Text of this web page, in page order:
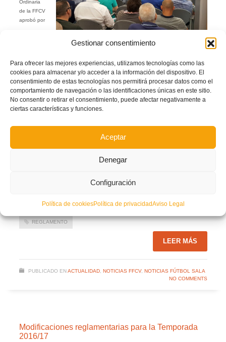
Gestionar consentimiento
Para ofrecer las mejores experiencias, utilizamos tecnologías como las
cookies para almacenar y/o acceder a la información del dispositivo. El
consentimiento de estas tecnologías nos permitirá procesar datos como el
comportamiento de navegación o las identificaciones únicas en este sitio.
No consentir o retirar el consentimiento, puede afectar negativamente a
ciertas características y funciones.
Aceptar
Denegar
Configuración
Política de cookiesPolítica de privacidadAviso Legal
Ordinaria
de la FFCV
aprobó por
unanimidad una serie de modificaciones y cambios tanto en el Reglamento
comunicados al Consell Valencià de l’Esport y publicados en esta página web,
son de aplicación inmediata en la Temporada en curso, 2018/19. Esta serie de
modificaciones han sido reflejadas en las Circulares 1 y 2, que hoy han sido
validadas por la Secretaría General y remitidas convenientemente a todos los
clubes adscritos a esta FFCV, y que pueden ser consultadas en los siguientes
enlaces:
CIRCULARES 2018/19 CODIGO DISCIPLINARIO
REGLAMENTO
LEER MÁS
PUBLICADO EN ACTUALIDAD, NOTICIAS FFCV, NOTICIAS FÚTBOL SALA
NO COMMENTS
Modificaciones reglamentarias para la Temporada
2016/17